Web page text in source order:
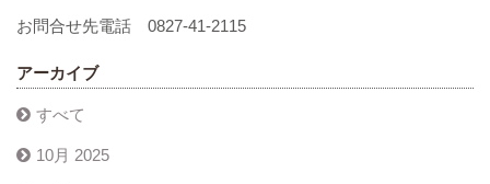
お問合せ先電話 0827-41-2115
アーカイブ
すべて
10月 2025